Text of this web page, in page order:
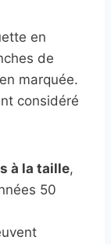
en
de
marquée.
considéré
à la taille,
50